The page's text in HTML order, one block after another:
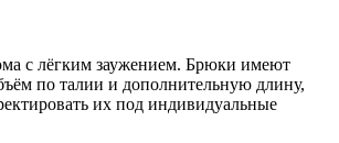
с лёгким заужением. Брюки имеют
по талии и дополнительную длину,
их под индивидуальные